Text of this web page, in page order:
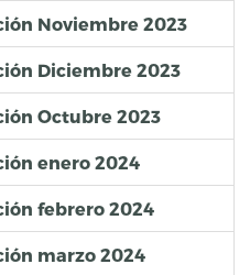
Noviembre 2023
Diciembre 2023
Octubre 2023
enero 2024
febrero 2024
marzo 2024